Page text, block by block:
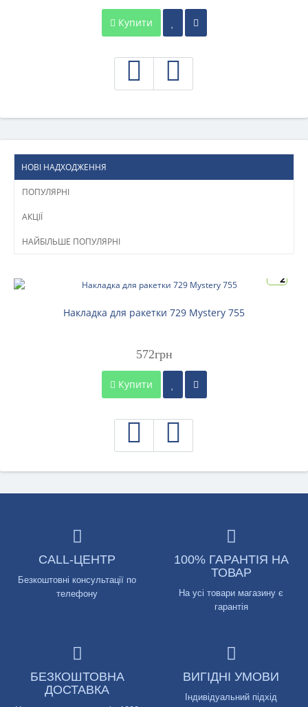
Купити
НОВІ НАДХОДЖЕННЯ
ПОПУЛЯРНІ
АКЦІЇ
НАЙБІЛЬШЕ ПОПУЛЯРНІ
2
Накладка для ракетки 729 Mystery 755
572грн
Купити
CALL-ЦЕНТР
Безкоштовні консультації по
телефону
100% ГАРАНТІЯ НА
ТОВАР
На усі товари магазину є
гарантія
БЕЗКОШТОВНА
ДОСТАВКА
ВИГІДНІ УМОВИ
Індивідуальний підхід